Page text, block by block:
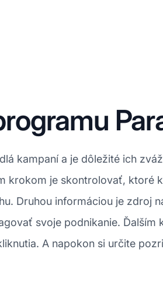
kampaní a je dôležité ich
krokom je skontrolovať, ktoré
Druhou informáciou je zdroj
svoje podnikanie.
A napokon si určite